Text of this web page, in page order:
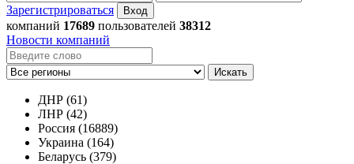
Зарегистрироваться
компаний 17689 пользователей 38312
Новости компаний
Искать
ДНР (61)
ЛНР (42)
Россия (16889)
Украина (164)
Беларусь (379)